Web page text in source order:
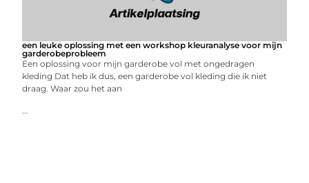
een leuke oplossing met een workshop kleuranalyse voor mijn
garderobeprobleem
Een oplossing voor mijn garderobe vol met ongedragen
kleding Dat heb ik dus, een garderobe vol kleding die ik niet
draag. Waar zou het aan
...